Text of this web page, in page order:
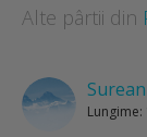
Alte pârtii din
Lungime: